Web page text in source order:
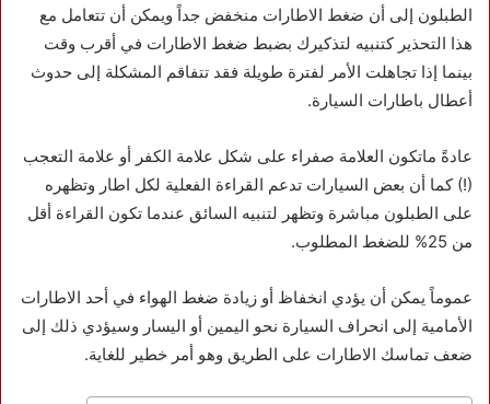
الطبلون إلى أن ضغط الاطارات منخفض جداً ويمكن أن تتعامل مع
هذا التحذير كتنبيه لتذكيرك بضبط ضغط الاطارات في أقرب وقت
بينما إذا تجاهلت الأمر لفترة طويلة فقد تتفاقم المشكلة إلى حدوث
أعطال باطارات السيارة.
عادةً ماتكون العلامة صفراء على شكل علامة الكفر أو علامة التعجب
(!) كما أن بعض السيارات تدعم القراءة الفعلية لكل اطار وتظهره
على الطبلون مباشرة وتظهر لتنبيه السائق عندما تكون القراءة أقل
من 25% للضغط المطلوب.
عموماً يمكن أن يؤدي انخفاظ أو زيادة ضغط الهواء في أحد الاطارات
الأمامية إلى انحراف السيارة نحو اليمين أو اليسار وسيؤدي ذلك إلى
ضعف تماسك الاطارات على الطريق وهو أمر خطير للغاية.